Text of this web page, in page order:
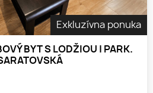
Exkluzívna ponuka
BYT S LODŽIOU | PARK.